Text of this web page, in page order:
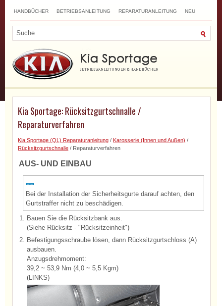
HANDBÜCHER BETRIEBSANLEITUNG REPARATURANLEITUNG NEU
Kia Sportage: Rücksitzgurtschnalle /
Reparaturverfahren
Kia Sportage (QL) Reparaturanleitung / Karosserie (Innen und Außen) /
Rücksitzgurtschnalle / Reparaturverfahren
AUS- UND EINBAU
Bei der Installation der Sicherheitsgurte darauf achten, den
Gurtstraffer nicht zu beschädigen.
1. Bauen Sie die Rücksitzbank aus.
(Siehe Rücksitz - "Rücksitzeinheit")
2. Befestigungsschraube lösen, dann Rücksitzgurtschloss (A)
ausbauen.
Anzugsdrehmoment:
39,2 ~ 53,9 Nm (4,0 ~ 5,5 Kgm)
(LINKS)